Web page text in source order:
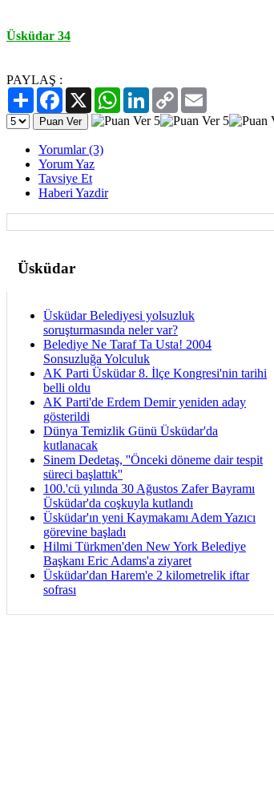
Üsküdar 34
PAYLAŞ :
PaylaşFacebook
X WhatsAppLinkedIn
Copy
Link
Yorumlar (3)
Yorum Yaz
Tavsiye Et
Haberi Yazdir
Üsküdar
Üsküdar Belediyesi yolsuzluk
soruşturmasında neler var?
Belediye Ne Taraf Ta Usta! 2004
Sonsuzluğa Yolculuk
AK Parti Üsküdar 8. İlçe Kongresi'nin tarihi
belli oldu
AK Parti'de Erdem Demir yeniden aday
gösterildi
Dünya Temizlik Günü Üsküdar'da
kutlanacak
Sinem Dedetaş, ''Önceki döneme dair tespit
süreci başlattık''
100.'cü yılında 30 Ağustos Zafer Bayramı
Üsküdar'da coşkuyla kutlandı
Üsküdar'ın yeni Kaymakamı Adem Yazıcı
görevine başladı
Hilmi Türkmen'den New York Belediye
Başkanı Eric Adams'a ziyaret
Üsküdar'dan Harem'e 2 kilometrelik iftar
sofrası